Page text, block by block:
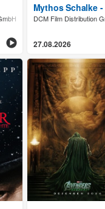
Mythos Schalke
DCM Film Distribution
27.08.2026